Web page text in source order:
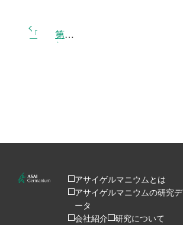
第２回アサイゲルマニウム研究会開催のご案内
「食品開発展 2025」出展のお知らせ（10月15–17日｜東京ビッグサイト）
アサイゲルマニウムとは
アサイゲルマニウムの研究デ
ータ
会社紹介 研究について